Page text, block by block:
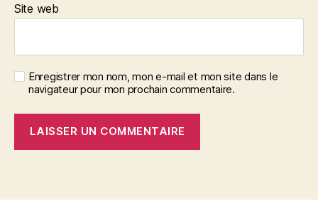
Site web
Enregistrer mon nom, mon e-mail et mon site dans le
navigateur pour mon prochain commentaire.